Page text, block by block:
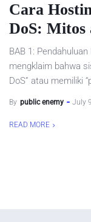
Cara
DoS: Mitos
BAB 1:
mengklaim bahwa
DoS” atau memiliki
By public enemy July
READ MORE